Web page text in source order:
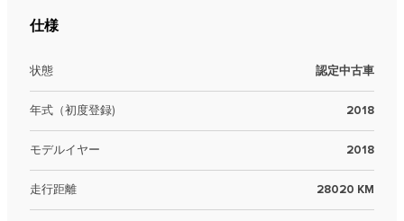
仕様
状態 認定中古車
年式（初度登録) 2018
モデルイヤー 2018
走行距離 28020 KM